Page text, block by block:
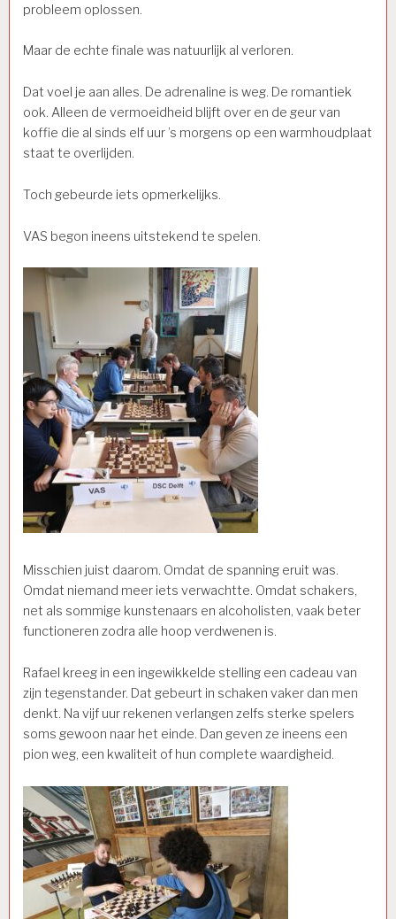
probleem oplossen.
Maar de echte finale was natuurlijk al verloren.
Dat voel je aan alles. De adrenaline is weg. De romantiek
ook. Alleen de vermoeidheid blijft over en de geur van
koffie die al sinds elf uur ’s morgens op een warmhoudplaat
staat te overlijden.
Toch gebeurde iets opmerkelijks.
VAS begon ineens uitstekend te spelen.
Misschien juist daarom. Omdat de spanning eruit was.
Omdat niemand meer iets verwachtte. Omdat schakers,
net als sommige kunstenaars en alcoholisten, vaak beter
functioneren zodra alle hoop verdwenen is.
Rafael kreeg in een ingewikkelde stelling een cadeau van
zijn tegenstander. Dat gebeurt in schaken vaker dan men
denkt. Na vijf uur rekenen verlangen zelfs sterke spelers
soms gewoon naar het einde. Dan geven ze ineens een
pion weg, een kwaliteit of hun complete waardigheid.